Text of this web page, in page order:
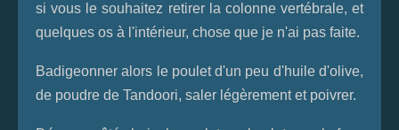
si vous le souhaitez retirer la colonne vertébrale, et
quelques os à l'intérieur, chose que je n'ai pas faite.
Badigeonner alors le poulet d'un peu d'huile d'olive,
de poudre de Tandoori, saler légèrement et poivrer.